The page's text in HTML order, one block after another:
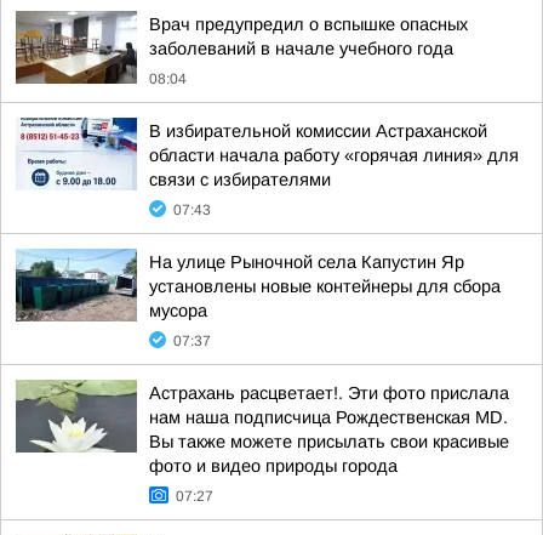
Врач предупредил о вспышке опасных
заболеваний в начале учебного года
08:04
В избирательной комиссии Астраханской
области начала работу «горячая линия» для
связи с избирателями
07:43
На улице Рыночной села Капустин Яр
установлены новые контейнеры для сбора
мусора
07:37
Астрахань расцветает!. Эти фото прислала
нам наша подписчица Рождественская MD.
Вы также можете присылать свои красивые
фото и видео природы города
07:27